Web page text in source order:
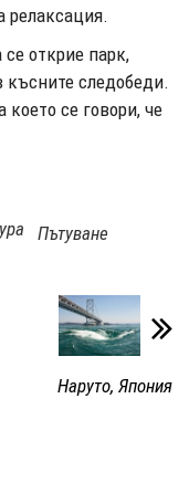
релаксация.
открие парк,
късните следобеди.
което се говори, че
Пътуване
Наруто, Япония